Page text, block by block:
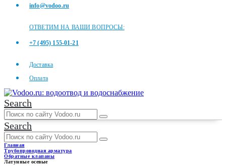
info@vodoo.ru
ОТВЕТИМ НА ВАШИ ВОПРОСЫ:
+7 (495) 155-01-21
Доставка
Оплата
Search
Search
Главная
Трубопроводная арматура
Обратные клапаны
Латунные осевые